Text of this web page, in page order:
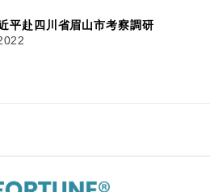
平赴四川省眉山市考察調研